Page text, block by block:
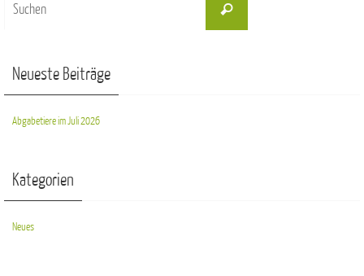
Suchen
Neueste Beiträge
Abgabetiere im Juli 2026
Kategorien
Neues